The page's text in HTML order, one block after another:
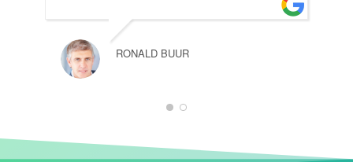
RONALD BUUR
1 2